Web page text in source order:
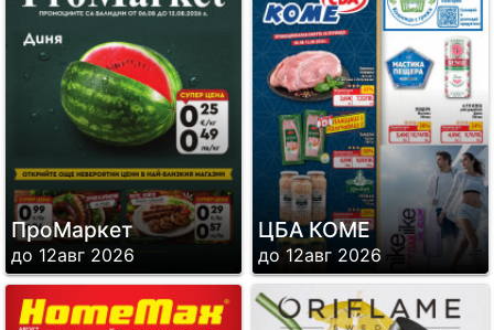
ПроМаркет
до 12авг 2026
ЦБА КОМЕ
до 12авг 2026